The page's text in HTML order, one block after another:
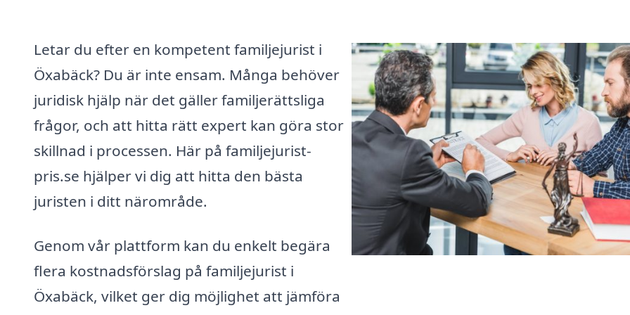
Letar du efter en kompetent familjejurist i
Öxabäck? Du är inte ensam. Många behöver
juridisk hjälp när det gäller familjerättsliga
frågor, och att hitta rätt expert kan göra stor
skillnad i processen. Här på familjejurist-
pris.se hjälper vi dig att hitta den bästa
juristen i ditt närområde.
Genom vår plattform kan du enkelt begära
flera kostnadsförslag på familjejurist i
Öxabäck, vilket ger dig möjlighet att jämföra